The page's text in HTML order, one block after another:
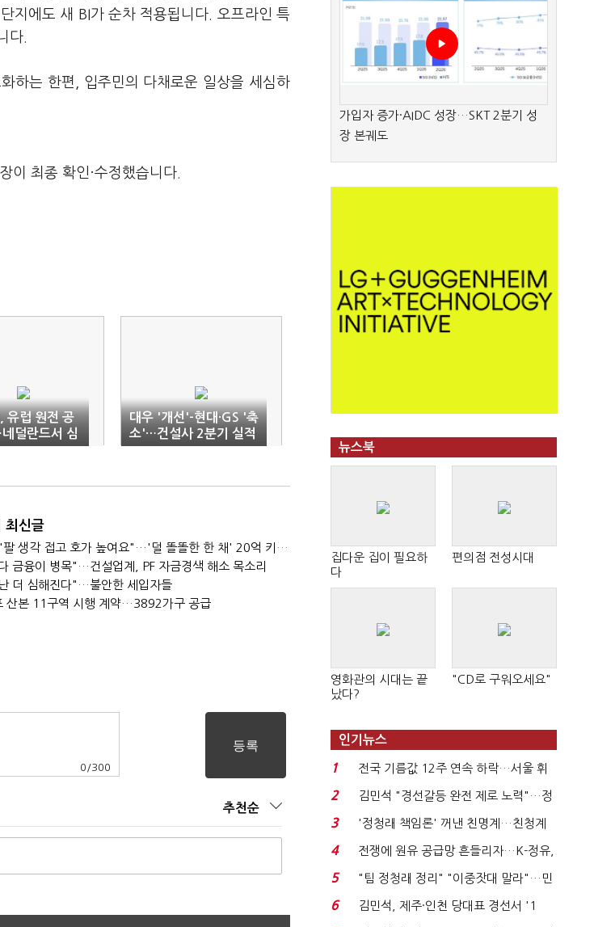
지에도 새 BI가 순차 적용됩니다. 오프라인 특
다.
하는 한편, 입주민의 다채로운 일상을 세심하
이 최종 확인·수정했습니다.
유럽 원전 공
덜란드서 심
최
대우 '개선'-현대·GS '축
소'…건설사 2분기 실적
희비
최신글
(현장+)"팔 생각 접고 호가 높여요"…'덜 똘똘한 한 채' 20억 키맞추기
금융이 병목"…건설업계, PF 자금경색 해소 목소리
더 심해진다"…불안한 세입자들
산본 11구역 시행 계약…3892가구 공급
0 /300
추천순
가입자 증가·AIDC 성장…SKT 2분기 성
장 본궤도
뉴스북
집다운 집이 필요하
다
편의점 전성시대
영화관의 시대는 끝
났다?
"CD로 구워오세요"
인기뉴스
1
전국 기름값 12주 연속 하락…서울 휘
발윳값 1909원...
2
김민석 "경선갈등 완전 제로 노력"…정
청래 "반명 공세 사...
3
'정청래 책임론' 꺼낸 친명계…친청계
는 추가투표 때리기...
4
전쟁에 원유 공급망 흔들리자…K-정유,
에너지안보 핵심...
5
"팀 정청래 정리" "이중잣대 말라"…민
주 최고위원 계파 다...
6
김민석, 제주·인천 당대표 경선서 '1